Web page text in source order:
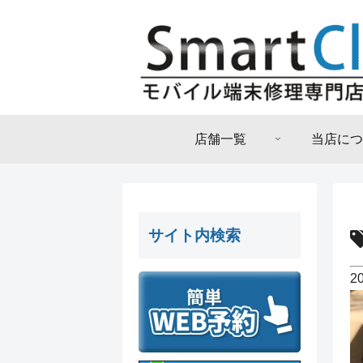
店舗一覧 当店に
サイト内検索